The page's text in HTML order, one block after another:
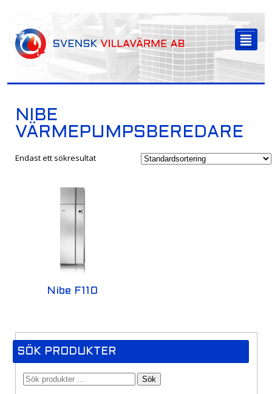
²
NIBE
VÄRMEPUMPSBEREDARE
Endast ett sökresultat
Nibe F110
SÖK PRODUKTER
Sök